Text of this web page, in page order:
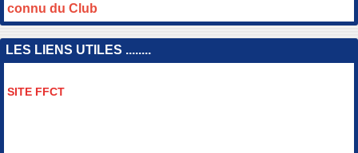
connu du Club
LES LIENS UTILES ........
SITE FFCT